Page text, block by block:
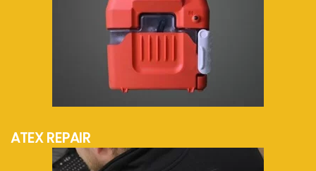
mehr Info...
ATEX REPAIR